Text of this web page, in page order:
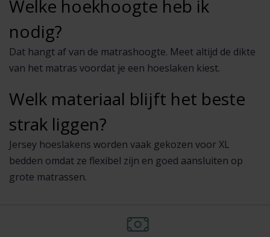
Welke hoekhoogte heb ik
nodig?
Dat hangt af van de matrashoogte. Meet altijd de dikte
van het matras voordat je een hoeslaken kiest.
Welk materiaal blijft het beste
strak liggen?
Jersey hoeslakens worden vaak gekozen voor XL
bedden omdat ze flexibel zijn en goed aansluiten op
grote matrassen.